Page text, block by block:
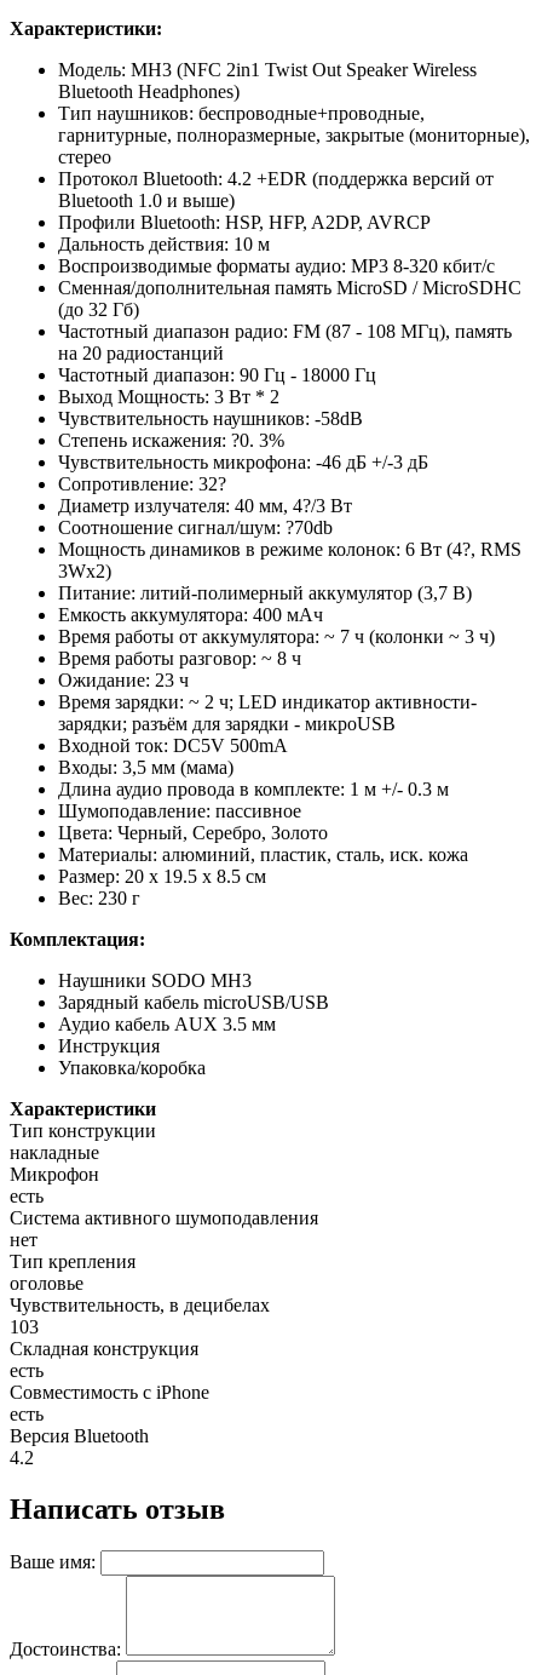
Характеристики:
Модель: MH3 (NFC 2in1 Twist Out Speaker Wireless
Bluetooth Headphones)
Тип наушников: беспроводные+проводные,
гарнитурные, полноразмерные, закрытые (мониторные),
стерео
Протокол Bluetooth: 4.2 +EDR (поддержка версий от
Bluetooth 1.0 и выше)
Профили Bluetooth: HSP, HFP, A2DP, AVRCP
Дальность действия: 10 м
Воспроизводимые форматы аудио: MP3 8-320 кбит/с
Сменная/дополнительная память MicroSD / MicroSDHC
(до 32 Гб)
Частотный диапазон радио: FM (87 - 108 МГц), память
на 20 радиостанций
Частотный диапазон: 90 Гц - 18000 Гц
Выход Мощность: 3 Вт * 2
Чувствительность наушников: -58dB
Степень искажения: ?0. 3%
Чувствительность микрофона: -46 дБ +/-3 дБ
Сопротивление: 32?
Диаметр излучателя: 40 мм, 4?/3 Вт
Соотношение сигнал/шум: ?70db
Мощность динамиков в режиме колонок: 6 Вт (4?, RMS
3Wх2)
Питание: литий-полимерный аккумулятор (3,7 В)
Емкость аккумулятора: 400 мАч
Время работы от аккумулятора: ~ 7 ч (колонки ~ 3 ч)
Время работы разговор: ~ 8 ч
Ожидание: 23 ч
Время зарядки: ~ 2 ч; LED индикатор активности-
зарядки; разъём для зарядки - микроUSB
Входной ток: DC5V 500mA
Входы: 3,5 мм (мама)
Длина аудио провода в комплекте: 1 м +/- 0.3 м
Шумоподавление: пассивное
Цвета: Черный, Серебро, Золото
Материалы: алюминий, пластик, сталь, иск. кожа
Размер: 20 х 19.5 x 8.5 см
Вес: 230 г
Комплектация:
Наушники SODO MH3
Зарядный кабель microUSB/USB
Аудио кабель AUX 3.5 мм
Инструкция
Упаковка/коробка
Характеристики
Тип конструкции
накладные
Микрофон
есть
Система активного шумоподавления
нет
Тип крепления
оголовье
Чувствительность, в децибелах
103
Складная конструкция
есть
Совместимость с iPhone
есть
Версия Bluetooth
4.2
Написать отзыв
Ваше имя:
Достоинства: